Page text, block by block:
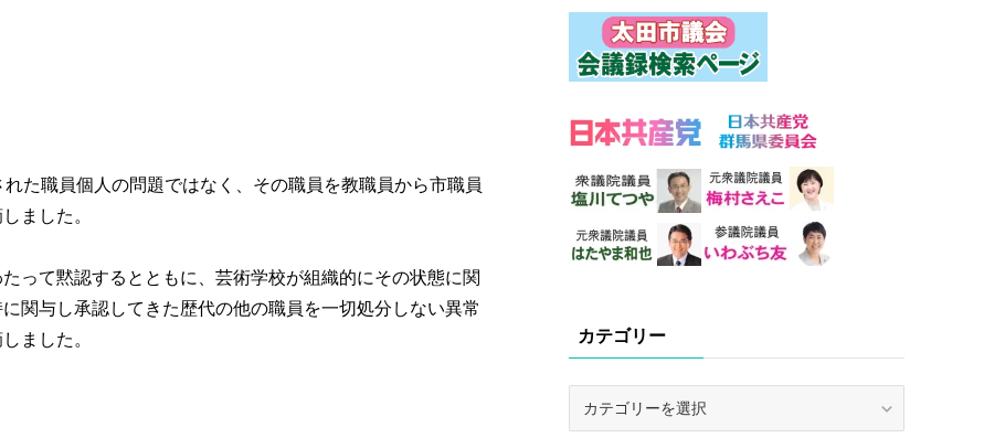
た職員個人の問題ではなく、その職員を教職員から市職員
ました。
って黙認するとともに、芸術学校が組織的にその状態に関
関与し承認してきた歴代の他の職員を一切処分しない異常
ました。
カテゴリー